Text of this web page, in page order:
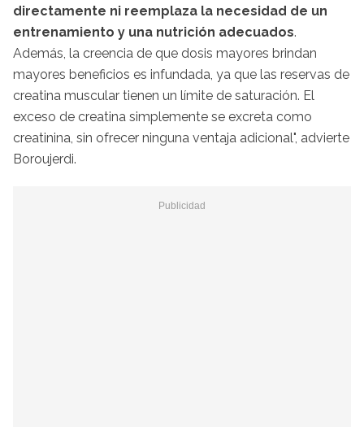
directamente ni reemplaza la necesidad de un
entrenamiento y una nutrición adecuados.
Además, la creencia de que dosis mayores brindan
mayores beneficios es infundada, ya que las reservas de
creatina muscular tienen un límite de saturación. El
exceso de creatina simplemente se excreta como
creatinina, sin ofrecer ninguna ventaja adicional", advierte
Boroujerdi.